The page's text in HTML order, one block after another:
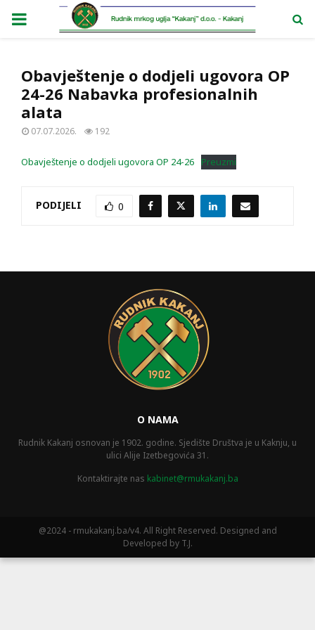
PRIMARY
Obavještenje o dodjeli ugovora OP
24-26 Nabavka profesionalnih
alata
07.07.2026. 192
Obavještenje o dodjeli ugovora OP 24-26 Preuzmi
PODIJELI 0
O NAMA
Rudnik Kakanj osnovan je 1902. godine. Sjedište Društva je u Kaknju, u
ulici Alije Izetbegovića 31.
Kontaktirajte nas kabinet@rmukakanj.ba
@2024 - rmukakanj.ba/v4. All Right Reserved. Designed and
Developed by T.J.